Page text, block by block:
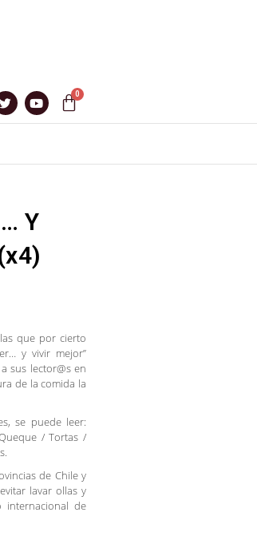
Y
que por cierto
y vivir mejor”
sus lector@s en
de la comida la
se puede leer:
/ Tortas /
de Chile y
lavar ollas y
internacional de